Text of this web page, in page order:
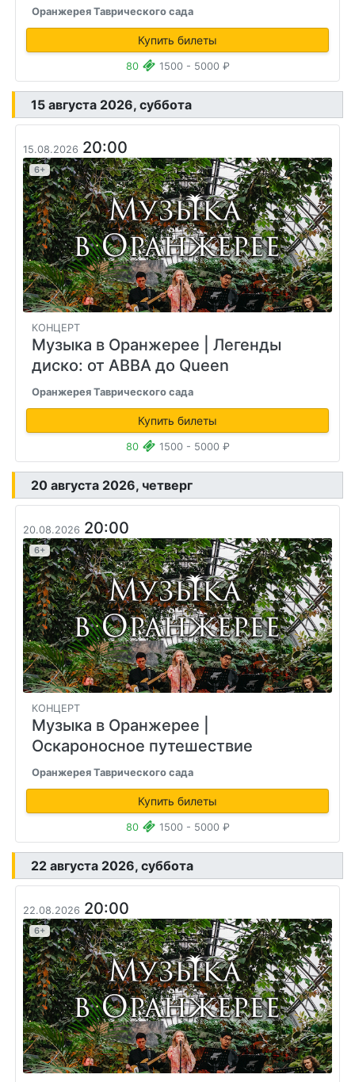
Оранжерея Таврического сада
Купить билеты
80 1500 - 5000 ₽
15 августа 2026, суббота
15.08.2026 20:00
6+
КОНЦЕРТ
Музыка в Оранжерее | Легенды
диско: от ABBA до Queen
Оранжерея Таврического сада
Купить билеты
80 1500 - 5000 ₽
20 августа 2026, четверг
20.08.2026 20:00
6+
КОНЦЕРТ
Музыка в Оранжерее
Оскароносное путешествие
Оранжерея Таврического сада
Купить билеты
80 1500 - 5000 ₽
22 августа 2026, суббота
22.08.2026 20:00
6+